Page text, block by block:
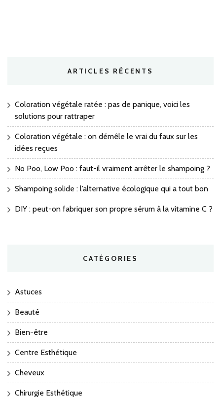
ARTICLES RÉCENTS
Coloration végétale ratée : pas de panique, voici les
solutions pour rattraper
Coloration végétale : on démêle le vrai du faux sur les
idées reçues
No Poo, Low Poo : faut-il vraiment arrêter le shampoing ?
Shampoing solide : l’alternative écologique qui a tout bon
DIY : peut-on fabriquer son propre sérum à la vitamine C ?
CATÉGORIES
Astuces
Beauté
Bien-être
Centre Esthétique
Cheveux
Chirurgie Esthétique